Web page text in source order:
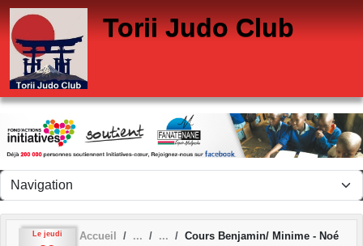
Torii Judo Club
Le jeudi Accueil Cours Benjamin/ Minime - Noé
Panneau de gestion des cookies